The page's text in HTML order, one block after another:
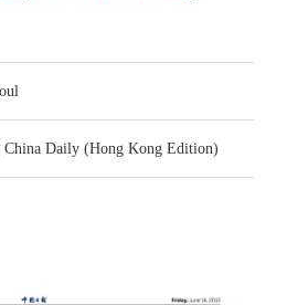
Daily (Hong Kong Edition)